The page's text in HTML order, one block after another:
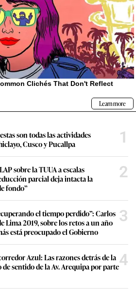
son todas las actividades
Cusco y Pucallpa
1
sobre la TUUA a escalas
parcial deja intacta la
fondo”
2
el tiempo perdido”: Carlos
Lima 2019, sobre los retos a un año
está preocupado el Gobierno
3
Azul: Las razones detrás de la
sentido de la Av. Arequipa por parte4